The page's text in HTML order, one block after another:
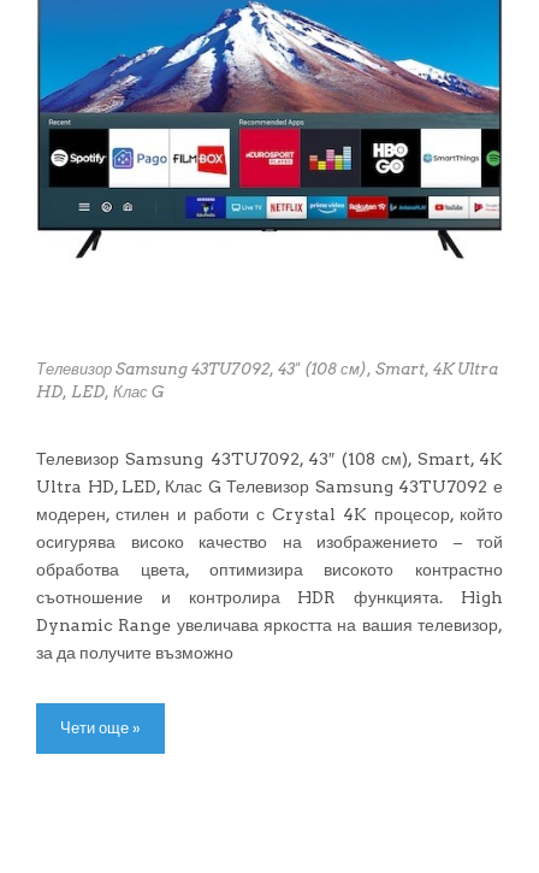
Телевизор Samsung 43TU7092, 43" (108 см), Smart, 4K Ultra
HD, LED, Клас G
Телевизор Samsung 43TU7092, 43″ (108 см), Smart, 4K
Ultra HD, LED, Клас G Телевизор Samsung 43TU7092 е
модерен, стилен и работи с Crystal 4K процесор, който
осигурява високо качество на изображението – той
обработва цвета, оптимизира високото контрастно
съотношение и контролира HDR функцията. High
Dynamic Range увеличава яркостта на вашия телевизор,
за да получите възможно
Чети още »